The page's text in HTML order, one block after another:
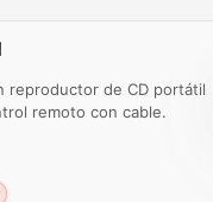
reproductor de CD portátil
remoto con cable.